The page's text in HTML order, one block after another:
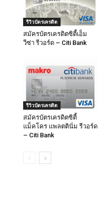
รีวิวบัตรเครดิต
สมัครบัตรเครดิตซิตี้เอ็ม
วีซ่า รีวอร์ด – Citi Bank
รีวิวบัตรเครดิต
สมัครบัตรเครดิตซิตี้
แม็คโคร แพลตตินั่ม รีวอร์ด
– Citi Bank